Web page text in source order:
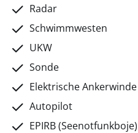
Radar
Schwimmwesten
UKW
Sonde
Elektrische Ankerwinde
Autopilot
EPIRB (Seenotfunkboje)